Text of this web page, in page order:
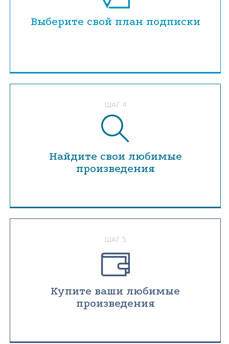
Выберите свой план подписки
ШАГ 4
Найдите свои любимые
произведения
ШАГ 5
Купите ваши любимые
произведения